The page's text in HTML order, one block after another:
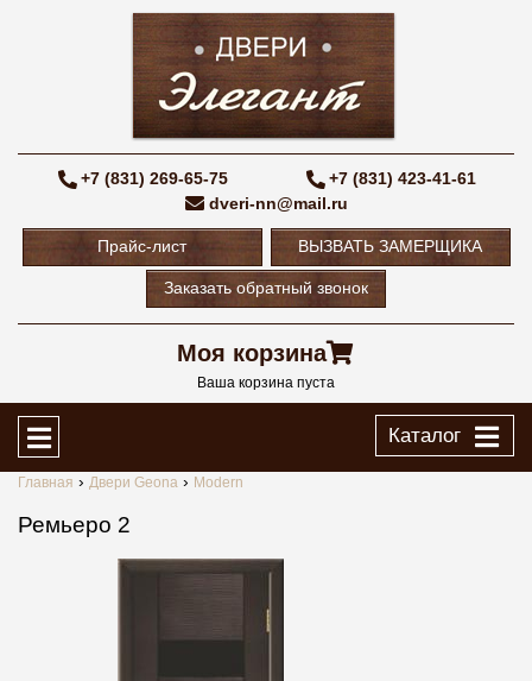
+7 (831) 269-65-75
+7 (831) 423-41-61
dveri-nn@mail.ru
Прайс-лист ВЫЗВАТЬ ЗАМЕРЩИКА
Заказать обратный звонок
Моя корзина
Ваша корзина пуста
Каталог
Главная Двери Geona Modern
Ремьеро 2